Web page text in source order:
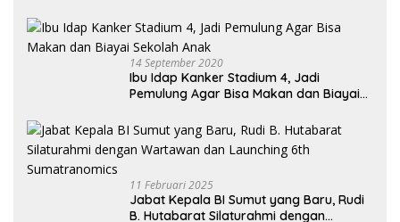
14 September 2020
Ibu Idap Kanker Stadium 4, Jadi
Pemulung Agar Bisa Makan dan Biayai
11 Februari 2025
Jabat Kepala BI Sumut yang Baru, Rudi
B. Hutabarat Silaturahmi dengan